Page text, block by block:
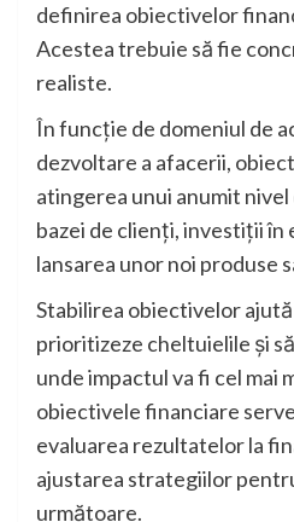
definirea obiectivelor
Acestea trebuie să fie
realiste.
În funcție de domeniul de
dezvoltare a afacerii,
atingerea unui anumit
bazei de clienți, investiții în
lansarea unor noi produse
Stabilirea obiectivelor
prioritizeze cheltuielile și
unde impactul va fi cel mai
obiectivele financiare
evaluarea rezultatelor la
ajustarea strategiilor
următoare.